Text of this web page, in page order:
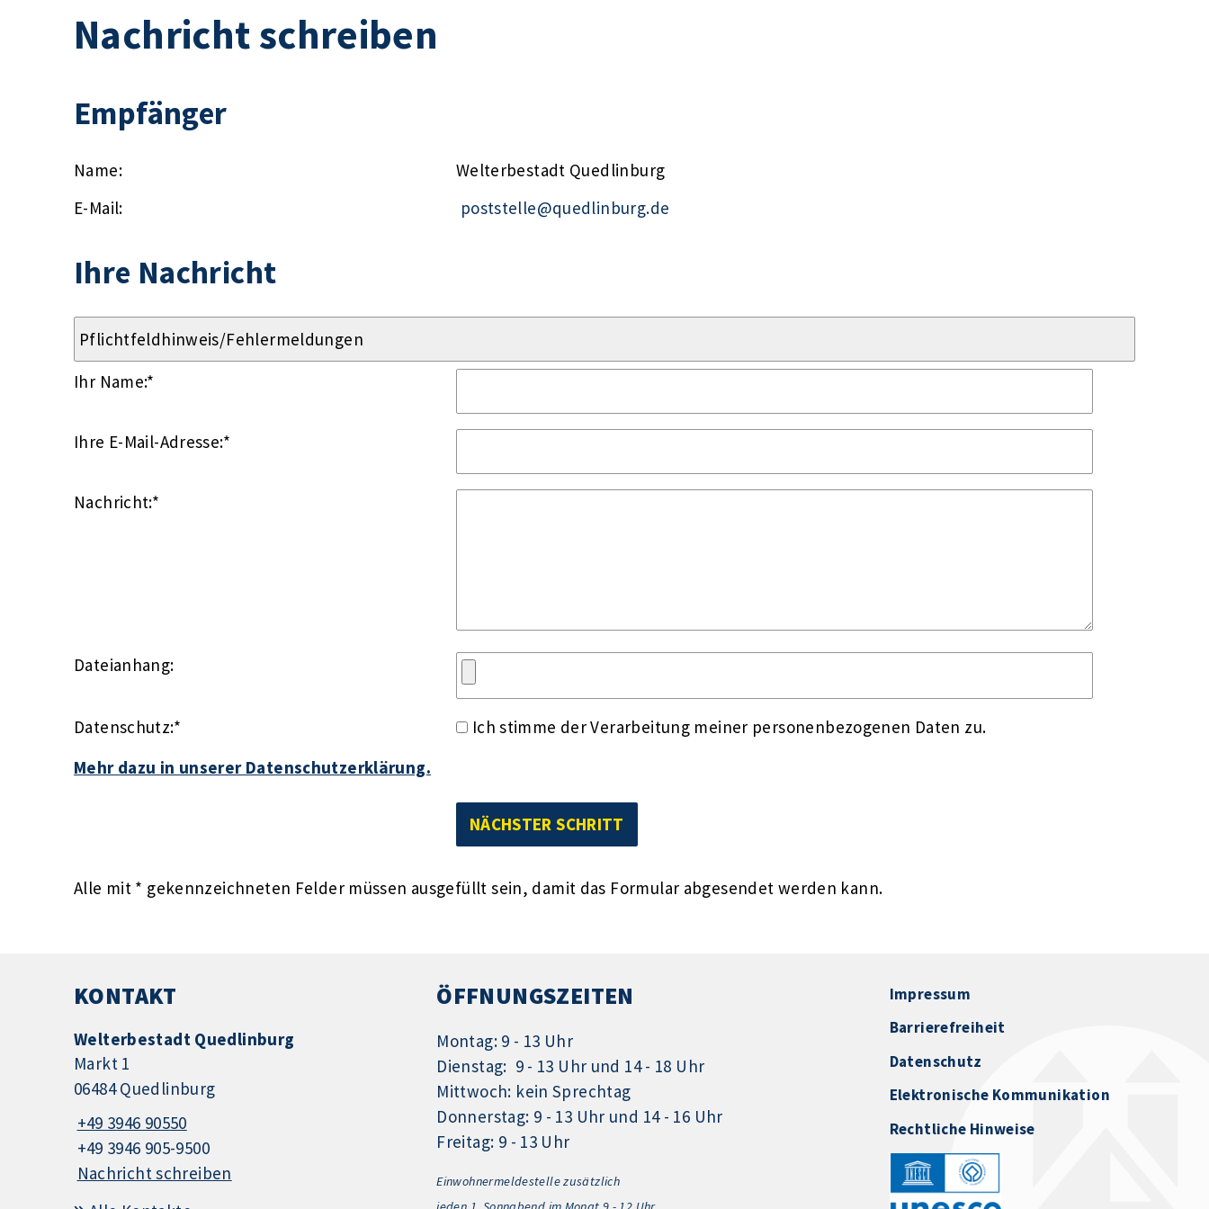
Nachricht schreiben
Empfänger
Name:
Welterbestadt Quedlinburg
E-Mail:
poststelle@quedlinburg.de
Ihre Nachricht
Ihr Name:*
Ihre E-Mail-Adresse:*
Nachricht:*
Dateianhang:
Datenschutz:*
Ich stimme der Verarbeitung meiner personenbezogenen Daten zu.
Mehr dazu in unserer Datenschutzerklärung.
Alle mit * gekennzeichneten Felder müssen ausgefüllt sein, damit das Formular abgesendet werden kann.
KONTAKT
Welterbestadt Quedlinburg
Markt 1
06484 Quedlinburg
+49 3946 90550
+49 3946 905-9500
Nachricht schreiben
ÖFFNUNGSZEITEN
Montag: 9 - 13 Uhr
Dienstag: 9 - 13 Uhr und 14 - 18 Uhr
Mittwoch: kein Sprechtag
Donnerstag: 9 - 13 Uhr und 14 - 16 Uhr
Freitag: 9 - 13 Uhr
Einwohnermeldestelle zusätzlich
Impressum
Barrierefreiheit
Datenschutz
Elektronische Kommunikation
Rechtliche Hinweise